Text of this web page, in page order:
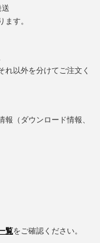
す。
れ以外を分けてご注文く
（ダウンロード情報、
覧をご確認ください。